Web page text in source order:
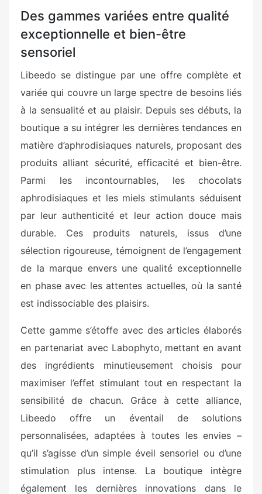
Des gammes variées entre qualité
exceptionnelle et bien-être
sensoriel
Libeedo se distingue par une offre complète et
variée qui couvre un large spectre de besoins liés
à la sensualité et au plaisir. Depuis ses débuts, la
boutique a su intégrer les dernières tendances en
matière d’aphrodisiaques naturels, proposant des
produits alliant sécurité, efficacité et bien-être.
Parmi les incontournables, les chocolats
aphrodisiaques et les miels stimulants séduisent
par leur authenticité et leur action douce mais
durable. Ces produits naturels, issus d’une
sélection rigoureuse, témoignent de l’engagement
de la marque envers une qualité exceptionnelle
en phase avec les attentes actuelles, où la santé
est indissociable des plaisirs.
Cette gamme s’étoffe avec des articles élaborés
en partenariat avec Labophyto, mettant en avant
des ingrédients minutieusement choisis pour
maximiser l’effet stimulant tout en respectant la
sensibilité de chacun. Grâce à cette alliance,
Libeedo offre un éventail de solutions
personnalisées, adaptées à toutes les envies –
qu’il s’agisse d’un simple éveil sensoriel ou d’une
stimulation plus intense. La boutique intègre
également les dernières innovations dans le